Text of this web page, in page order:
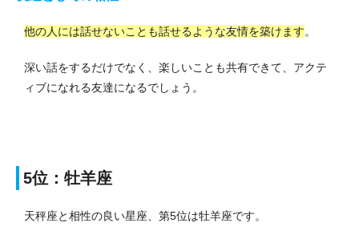
他の人には話せないことも話せるような友情を築けます。
深い話をするだけでなく、楽しいことも共有できて、アクテ
ィブになれる友達になるでしょう。
5位：牡羊座
天秤座と相性の良い星座、第5位は牡羊座です。